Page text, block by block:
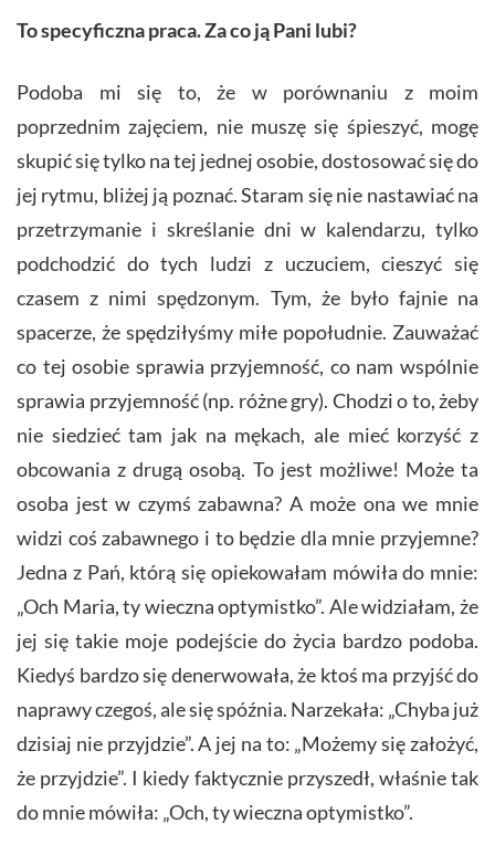
To specyficzna praca. Za co ją Pani lubi?
Podoba mi się to, że w porównaniu z moim
poprzednim zajęciem, nie muszę się śpieszyć, mogę
skupić się tylko na tej jednej osobie, dostosować się do
jej rytmu, bliżej ją poznać. Staram się nie nastawiać na
przetrzymanie i skreślanie dni w kalendarzu, tylko
podchodzić do tych ludzi z uczuciem, cieszyć się
czasem z nimi spędzonym. Tym, że było fajnie na
spacerze, że spędziłyśmy miłe popołudnie. Zauważać
co tej osobie sprawia przyjemność, co nam wspólnie
sprawia przyjemność (np. różne gry). Chodzi o to, żeby
nie siedzieć tam jak na mękach, ale mieć korzyść z
obcowania z drugą osobą. To jest możliwe! Może ta
osoba jest w czymś zabawna? A może ona we mnie
widzi coś zabawnego i to będzie dla mnie przyjemne?
Jedna z Pań, którą się opiekowałam mówiła do mnie:
„Och Maria, ty wieczna optymistko”. Ale widziałam, że
jej się takie moje podejście do życia bardzo podoba.
Kiedyś bardzo się denerwowała, że ktoś ma przyjść do
naprawy czegoś, ale się spóźnia. Narzekała: „Chyba już
dzisiaj nie przyjdzie”. A jej na to: „Możemy się założyć,
że przyjdzie”. I kiedy faktycznie przyszedł, właśnie tak
do mnie mówiła: „Och, ty wieczna optymistko”.